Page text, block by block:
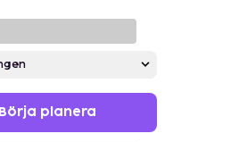
Börja planera